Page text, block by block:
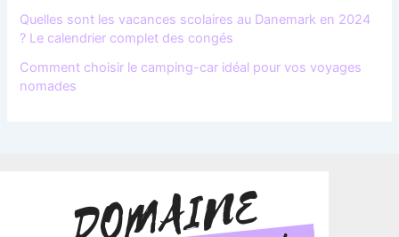
Quelles sont les vacances scolaires au Danemark en 2024
? Le calendrier complet des congés
Comment choisir le camping-car idéal pour vos voyages
nomades